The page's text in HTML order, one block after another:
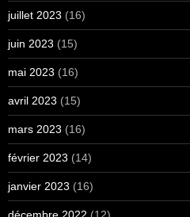
juillet 2023 (16)
juin 2023 (15)
mai 2023 (16)
avril 2023 (15)
mars 2023 (16)
février 2023 (14)
janvier 2023 (16)